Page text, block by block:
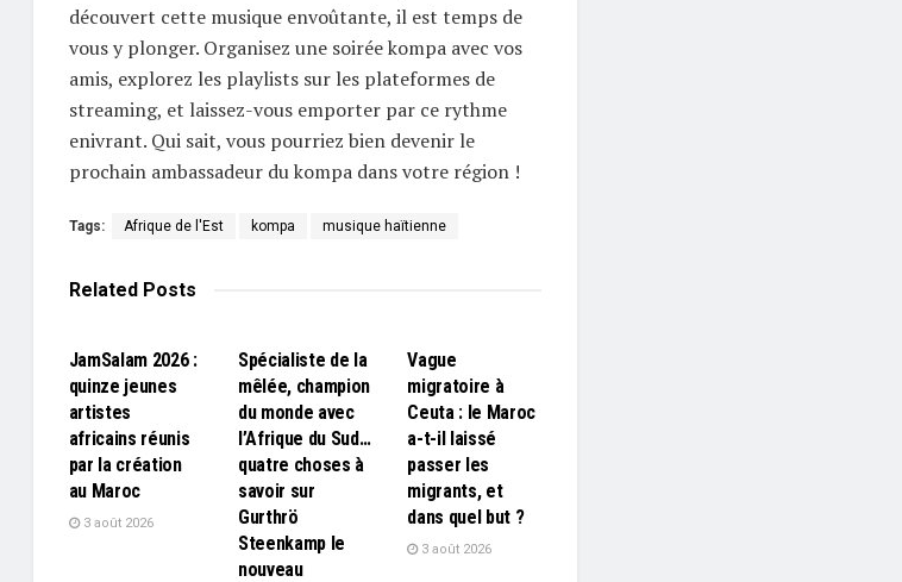
découvert cette musique envoûtante, il est temps de
vous y plonger. Organisez une soirée kompa avec vos
amis, explorez les playlists sur les plateformes de
streaming, et laissez-vous emporter par ce rythme
enivrant. Qui sait, vous pourriez bien devenir le
prochain ambassadeur du kompa dans votre région !
Tags: Afrique de l'Est kompa musique haïtienne
RelatedPosts
JamSalam 2026 :
quinze jeunes
artistes
africains réunis
par la création
au Maroc
3 août 2026
Spécialiste de la
mêlée, champion
du monde avec
l’Afrique du Sud…
quatre choses à
savoir sur
Gurthrö
Steenkamp le
nouveau
Vague
migratoire à
Ceuta : le Maroc
a-t-il laissé
passer les
migrants, et
dans quel but ?
3 août 2026